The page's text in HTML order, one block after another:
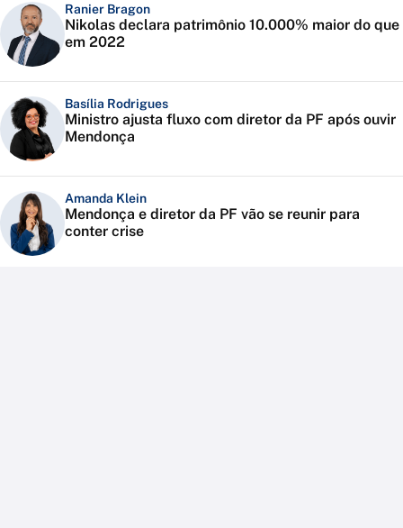
Ranier Bragon
Nikolas declara patrimônio 10.000% maior do que
em 2022
Basília Rodrigues
Ministro ajusta fluxo com diretor da PF após ouvir
Mendonça
Amanda Klein
Mendonça e diretor da PF vão se reunir para
conter crise